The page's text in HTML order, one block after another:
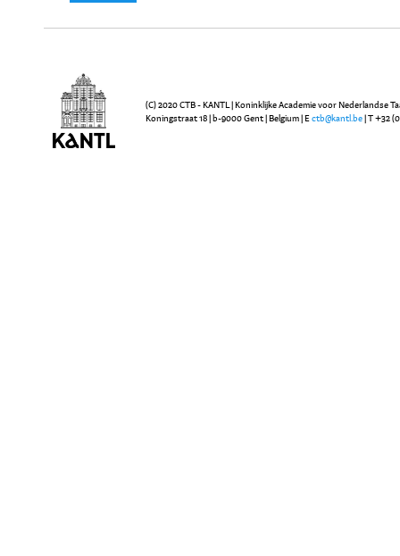
(C) 2020 CTB - KANTL | Koninklijke Academie voor Nederlandse
Koningstraat 18 | b-9000 Gent | Belgium | E ctb@kantl.be | T +32